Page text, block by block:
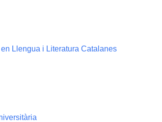
Llengua i Literatura Catalanes